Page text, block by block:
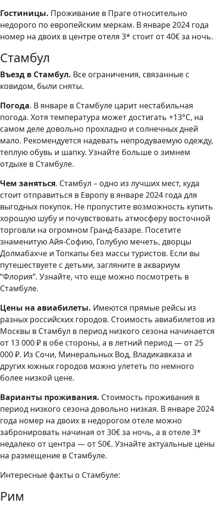
Гостиницы. Проживание в Праге относительно
недорого по европейским меркам. В январе 2024 года
номер на двоих в центре отеля 3* стоит от 40€ за ночь.
Стамбул
Въезд в Стамбул. Все ограничения, связанные с
ковидом, были сняты.
Погода. В январе в Стамбуле царит нестабильная
погода. Хотя температура может достигать +13°C, на
самом деле довольно прохладно и солнечных дней
мало. Рекомендуется надевать непродуваемую одежду,
теплую обувь и шапку. Узнайте больше о зимнем
отдыхе в Стамбуле.
Чем заняться. Стамбул – одно из лучших мест, куда
стоит отправиться в Европу в январе 2024 года для
выгодных покупок. Не пропустите возможность купить
хорошую шубу и почувствовать атмосферу восточной
торговли на огромном Гранд-базаре. Посетите
знаменитую Айя-Софию, Голубую мечеть, дворцы
Долмабахче и Топкапы без массы туристов. Если вы
путешествуете с детьми, загляните в аквариум
“Флория”. Узнайте, что еще можно посмотреть в
Стамбуле.
Цены на авиабилеты. Имеются прямые рейсы из
разных российских городов. Стоимость авиабилетов из
Москвы в Стамбул в период низкого сезона начинается
от 13 000 ₽ в обе стороны, а в летний период — от 25
000 ₽. Из Сочи, Минеральных Вод, Владикавказа и
других южных городов можно улететь по немного
более низкой цене.
Варианты проживания. Стоимость проживания в
период низкого сезона довольно низкая. В январе 2024
года номер на двоих в недорогом отеле можно
забронировать начиная от 30€ за ночь, а в отеле 3*
недалеко от центра — от 50€. Узнайте актуальные цены
на размещение в Стамбуле.
Интересные факты о Стамбуле:
Рим